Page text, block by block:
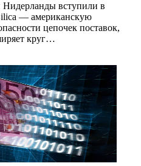
Нидерланды вступили в
— американскую
цепочек поставок,
круг…